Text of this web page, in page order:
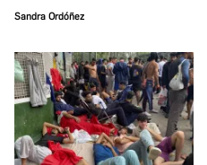
Sandra Ordóñez